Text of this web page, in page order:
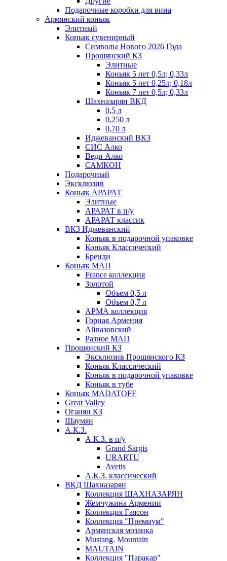
Подарочные коробки для вина
Армянский коньяк
Элитный
Коньяк сувенирный
Символы Нового 2026 Года
Прошянский КЗ
Элитные
Коньяк 5 лет 0,5л; 0,33л
Коньяк 5 лет 0,25л; 0,18л
Коньяк 7 лет 0,5л; 0,33л
Шахназарян ВКД
0,5 л
0,250 л
0,70 л
Иджеванский ВКЗ
СИС Алко
Веди Алко
САМКОН
Подарочный
Эксклюзив
Коньяк АРАРАТ
Элитные
АРАРАТ в п/у
АРАРАТ классик
ВКЗ Иджеванский
Коньяк в подарочной упаковке
Коньяк Классический
Бренди
Коньяк МАП
France коллекция
Золотой
Объем 0,5 л
Объем 0,7 л
АРМА коллекция
Горная Армения
Айвазовский
Разное МАП
Прошянский КЗ
Эксклюзив Прошянского КЗ
Коньяк Классический
Коньяк в подарочной упаковке
Коньяк в тубе
Коньяк MADATOFF
Great Valley
Оганян КЗ
Шаумян
А.К.З.
А.К.З. в п/у
Grand Sargis
URARTU
Avetis
А.К.З. классический
ВКД Шахназарян
Коллекция ШАХНАЗАРЯН
Жемчужина Армении
Коллекция Гаясон
Коллекция "Премиум"
Армянская мозаика
Mustang. Mountain
MAUTAIN
Коллекция "Паракар"